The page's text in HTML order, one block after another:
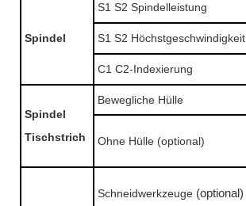
Spindel
S1 S2 Spindelleistung
S1 S2 Höchstgeschwindigkeit
C1 C2-Indexierung
Spindel
Tischstrich
Bewegliche Hülle
Ohne Hülle (optional)
Schneidwerkzeuge (optional)